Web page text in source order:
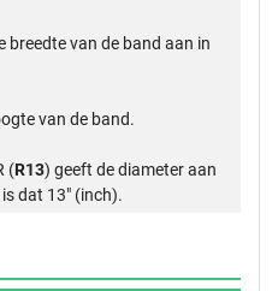
breedte van de band aan in
van de band.
(R13) geeft de diameter aan
dat 13" (inch).